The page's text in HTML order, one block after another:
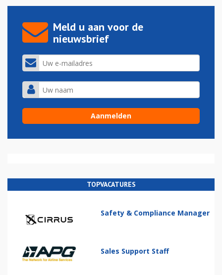
Meld u aan voor de
nieuwsbrief
TOPVACATURES
Safety & Compliance Manager
Sales Support Staff